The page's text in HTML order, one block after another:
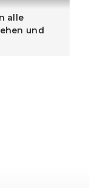
alle
und